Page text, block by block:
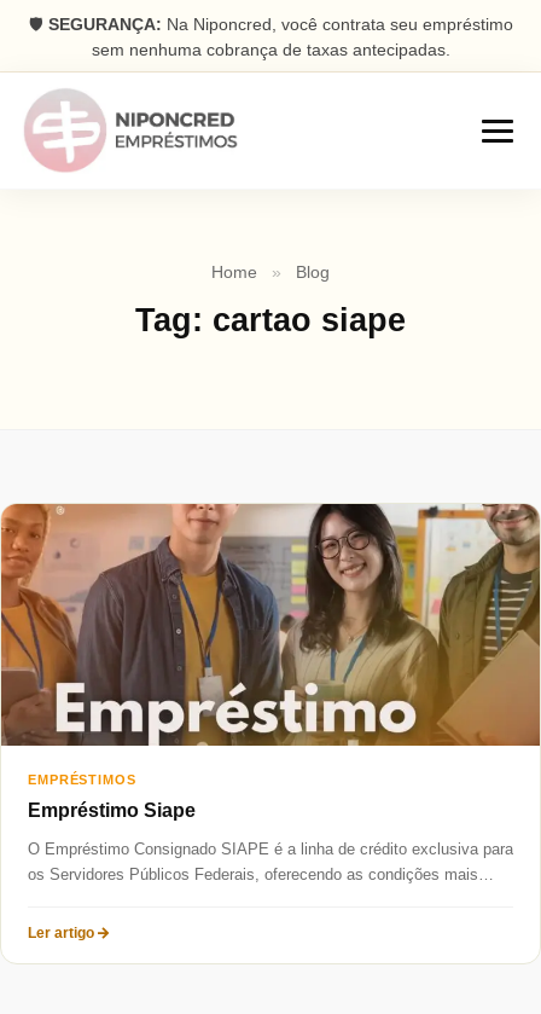
🛡️ SEGURANÇA: Na Niponcred, você contrata seu empréstimo
sem nenhuma cobrança de taxas antecipadas.
Parcelas descontadas na folha
Com Garantia
Taxas mais baixas
Sobre
Blog
Fale Conosco
Home » Blog
Tag: cartao siape
EMPRÉSTIMOS
Empréstimo Siape
O Empréstimo Consignado SIAPE é a linha de crédito exclusiva para
os Servidores Públicos Federais, oferecendo as condições mais
Ler artigo